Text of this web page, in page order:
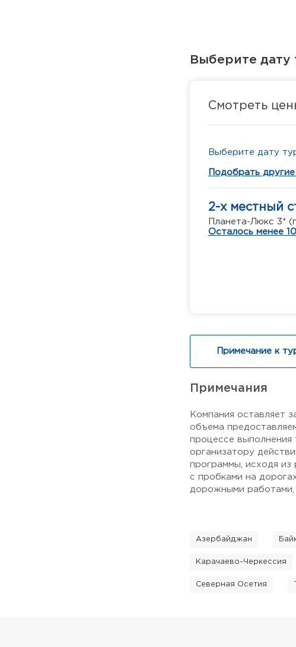
Выберите дату
Смотреть
Выберите дату
Подобрать
2-х местный
Планета-Люкс 3*
Осталось менее
Примечание к
Примечания
Компания оставляет
объема
процессе выполнения
организатору
программы, исходя из
с пробками на
дорожными работами,
Азербайджан
Карачаево-Черкессия
Северная Осетия